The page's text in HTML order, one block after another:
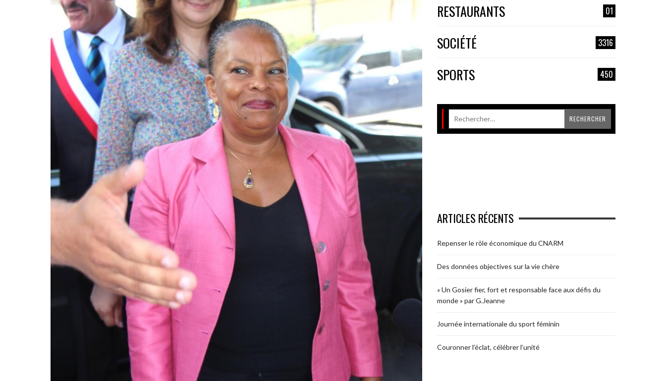
RESTAURANTS 01
SOCIÉTÉ 3316
SPORTS 450
ARTICLES RÉCENTS
Repenser le rôle économique du CNARM
Des données objectives sur la vie chère
« Un Gosier fier, fort et responsable face aux défis du
monde » par G.Jeanne
Journée internationale du sport féminin
Couronner l’éclat, célébrer l’unité